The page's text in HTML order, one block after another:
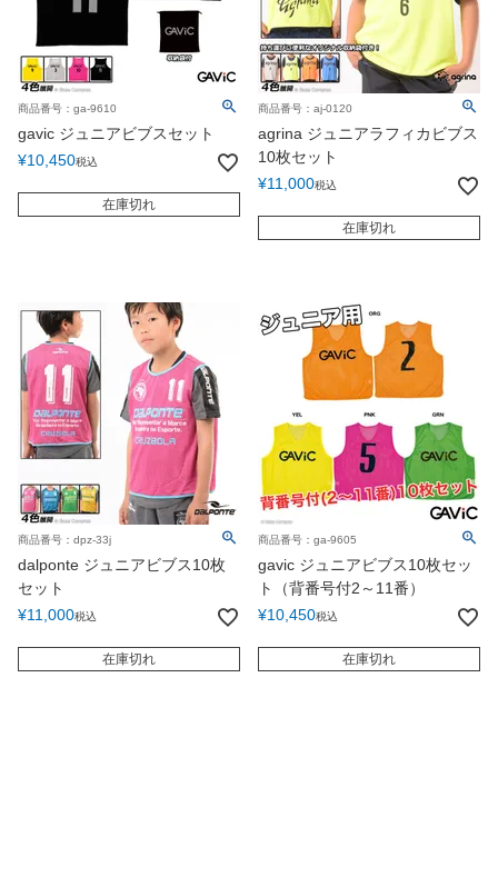
商品番号：ga-9610
gavic ジュニアビブスセット
¥10,450税込
在庫切れ
商品番号：aj-0120
agrina ジュニアラフィカビブス
10枚セット
¥11,000税込
在庫切れ
商品番号：dpz-33j
dalponte ジュニアビブス10枚
セット
¥11,000税込
在庫切れ
商品番号：ga-9605
gavic ジュニアビブス10枚セッ
ト（背番号付2～11番）
¥10,450税込
在庫切れ